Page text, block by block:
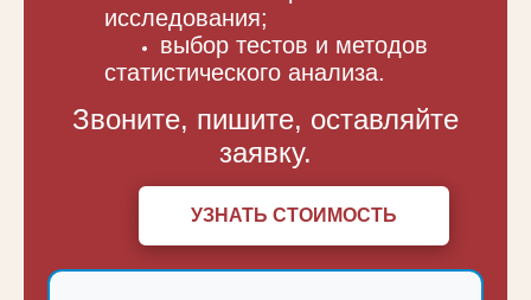
исследования;
выбор тестов и методов
статистического анализа.
Звоните, пишите, оставляйте
заявку.
УЗНАТЬ СТОИМОСТЬ